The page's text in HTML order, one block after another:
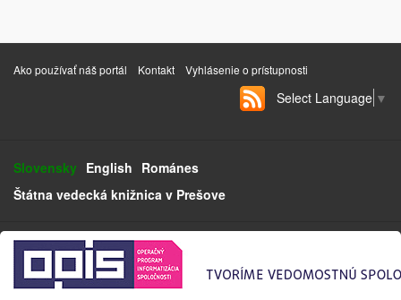
Ako používať náš portál Kontakt Vyhlásenie o prístupnosti
Select Language ▼
Slovensky English Románes
Štátna vedecká knižnica v Prešove